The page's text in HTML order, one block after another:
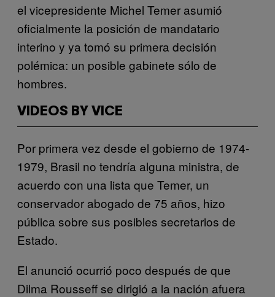
el vicepresidente Michel Temer asumió
oficialmente la posición de mandatario
interino y ya tomó su primera decisión
polémica: un posible gabinete sólo de
hombres.
VIDEOS BY VICE
Por primera vez desde el gobierno de 1974-
1979, Brasil no tendría alguna ministra, de
acuerdo con una lista que Temer, un
conservador abogado de 75 años, hizo
pública sobre sus posibles secretarios de
Estado.
El anunció ocurrió poco después de que
Dilma Rousseff se dirigió a la nación afuera